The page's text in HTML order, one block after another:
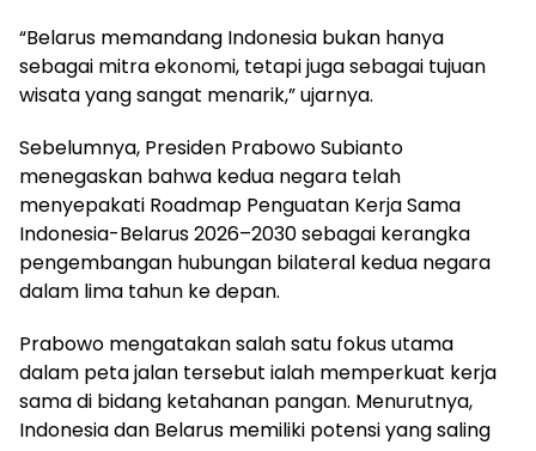
“Belarus memandang Indonesia bukan hanya
sebagai mitra ekonomi, tetapi juga sebagai tujuan
wisata yang sangat menarik,” ujarnya.
Sebelumnya, Presiden Prabowo Subianto
menegaskan bahwa kedua negara telah
menyepakati Roadmap Penguatan Kerja Sama
Indonesia-Belarus 2026–2030 sebagai kerangka
pengembangan hubungan bilateral kedua negara
dalam lima tahun ke depan.
Prabowo mengatakan salah satu fokus utama
dalam peta jalan tersebut ialah memperkuat kerja
sama di bidang ketahanan pangan. Menurutnya,
Indonesia dan Belarus memiliki potensi yang saling